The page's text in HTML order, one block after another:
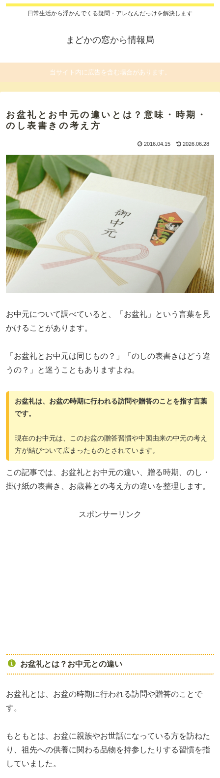
日常生活から浮かんでくる疑問・アレなんだっけを解決します
まどかの窓から情報局
当サイト内に広告を含む場合があります。
お盆礼とお中元の違いとは？意味・時期・
のし表書きの考え方
2016.04.15 2026.06.28
お中元について調べていると、「お盆礼」という言葉を見
かけることがあります。
「お盆礼とお中元は同じもの？」「のしの表書きはどう違
うの？」と迷うこともありますよね。
お盆礼は、お盆の時期に行われる訪問や贈答のことを指す言葉
です。
現在のお中元は、このお盆の贈答習慣や中国由来の中元の考え
方が結びついて広まったものとされています。
この記事では、お盆礼とお中元の違い、贈る時期、のし・
掛け紙の表書き、お歳暮との考え方の違いを整理します。
スポンサーリンク
お盆礼とは？お中元との違い
お盆礼とは、お盆の時期に行われる訪問や贈答のことで
す。
もともとは、お盆に親族やお世話になっている方を訪ねた
り、祖先への供養に関わる品物を持参したりする習慣を指
していました。